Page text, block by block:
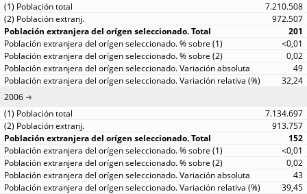
7.210.508
972.507
201
<0,01
0,02
49
32,24
2006
7.134.697
913.757
152
<0,01
0,02
43
39,45